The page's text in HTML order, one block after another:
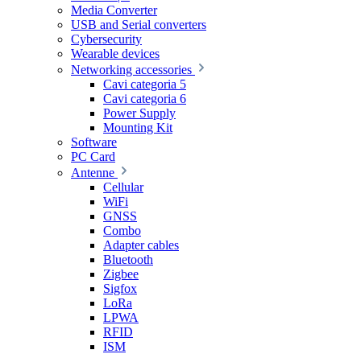
Media Converter
USB and Serial converters
Cybersecurity
Wearable devices
Networking accessories
Cavi categoria 5
Cavi categoria 6
Power Supply
Mounting Kit
Software
PC Card
Antenne
Cellular
WiFi
GNSS
Combo
Adapter cables
Bluetooth
Zigbee
Sigfox
LoRa
LPWA
RFID
ISM